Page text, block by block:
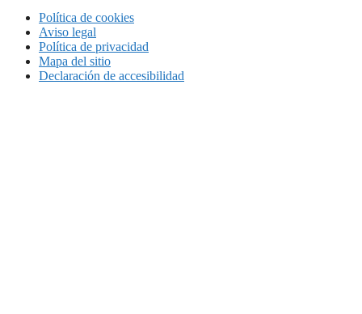
Política de cookies
Aviso legal
Política de privacidad
Mapa del sitio
Declaración de accesibilidad